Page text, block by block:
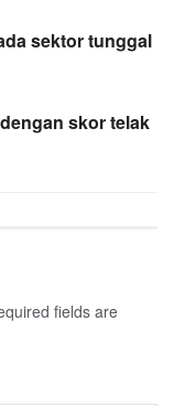
sektor tunggal
skor telak
fields are